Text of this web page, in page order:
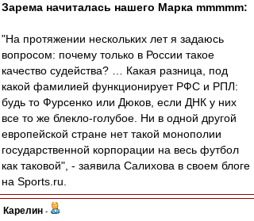
Зарема начиталась нашего Марка mmmmm:
"На протяжении нескольких лет я задаюсь
вопросом: почему только в России такое
качество судейства? … Какая разница, под
какой фамилией функционирует РФС и РПЛ:
будь то Фурсенко или Дюков, если ДНК у них
все то же блекло-голубое. Ни в одной другой
европейской стране нет такой монополии
государственной корпорации на весь футбол
как таковой", - заявила Салихова в своем блоге
на Sports.ru.
Карелин -